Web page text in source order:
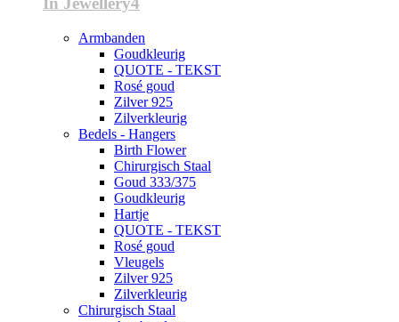
Armbanden
Goudkleurig
QUOTE - TEKST
Rosé goud
Zilver 925
Zilverkleurig
Bedels - Hangers
Birth Flower
Chirurgisch Staal
Goud 333/375
Goudkleurig
Hartje
QUOTE - TEKST
Rosé goud
Vleugels
Zilver 925
Zilverkleurig
Chirurgisch Staal